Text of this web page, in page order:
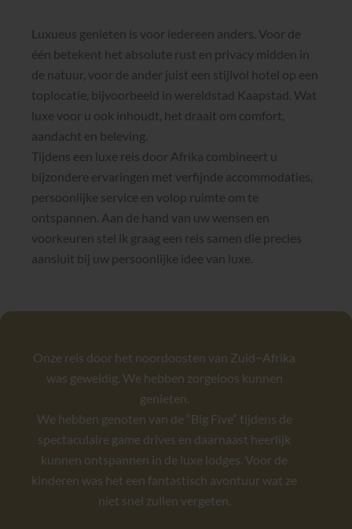
Luxueus genieten is voor iedereen anders. Voor de
één betekent het absolute rust en privacy midden in
de natuur, voor de ander juist een stijlvol hotel op een
toplocatie, bijvoorbeeld in wereldstad Kaapstad. Wat
luxe voor u ook inhoudt, het draait om comfort,
aandacht en beleving.
Tijdens een luxe reis door Afrika combineert u
bijzondere ervaringen met verfijnde accommodaties,
persoonlijke service en volop ruimte om te
ontspannen. Aan de hand van uw wensen en
voorkeuren stel ik graag een reis samen die precies
aansluit bij uw persoonlijke idee van luxe.
Onze reis door het noordoosten van Zuid−Afrika
was geweldig. We hebben zorgeloos kunnen
genieten.
We hebben genoten van de “Big Five” tijdens de
spectaculaire game drives en daarnaast heerlijk
kunnen ontspannen in de luxe lodges. Voor de
kinderen was het een fantastisch avontuur wat ze
niet snel zullen vergeten.